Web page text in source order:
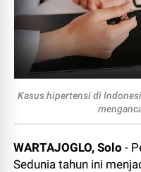
Kasus hipertensi di
WARTAJOGLO, Solo-
Sedunia tahun ini